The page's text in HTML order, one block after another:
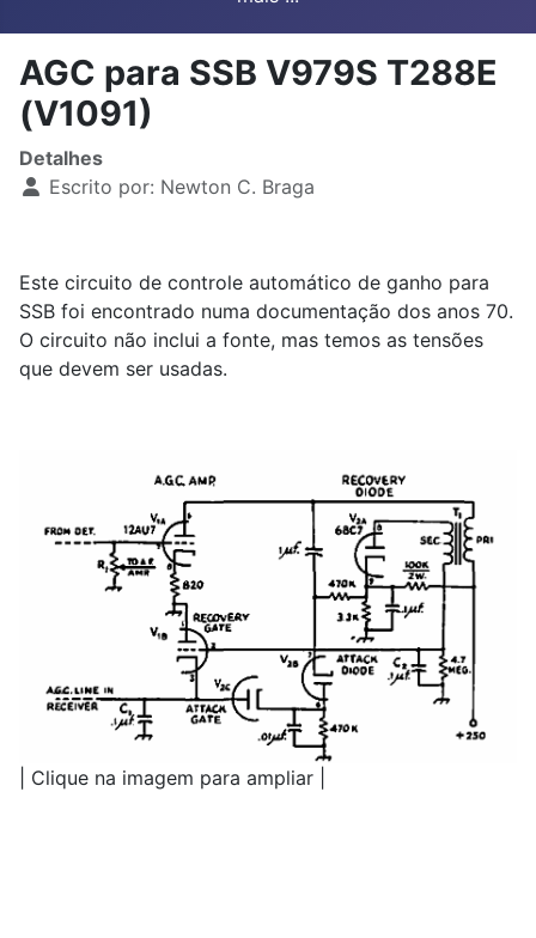
AGC para SSB V979S T288E
(V1091)
Detalhes
Escrito por: Newton C. Braga
Este circuito de controle automático de ganho para
SSB foi encontrado numa documentação dos anos 70.
O circuito não inclui a fonte, mas temos as tensões
que devem ser usadas.
| Clique na imagem para ampliar |